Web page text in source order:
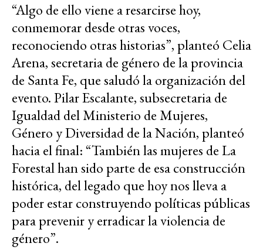
“Algo de ello viene a resarcirse hoy,
conmemorar desde otras voces,
reconociendo otras historias”, planteó Celia
Arena, secretaria de género de la provincia
de Santa Fe, que saludó la organización del
evento. Pilar Escalante, subsecretaria de
Igualdad del Ministerio de Mujeres,
Género y Diversidad de la Nación, planteó
hacia el final: “También las mujeres de La
Forestal han sido parte de esa construcción
histórica, del legado que hoy nos lleva a
poder estar construyendo políticas públicas
para prevenir y erradicar la violencia de
género”.